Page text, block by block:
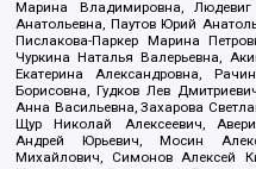
Марина Владимировна,
Анатольевна, Паутов Юрий
Пислакова-Паркер Марина
Чуркина Наталья Валерьевна,
Екатерина Александровна,
Борисовна, Гудков Лев
Анна Васильевна, Захарова
Щур Николай Алексеевич,
Андрей Юрьевич, Мосин
Михайлович, Симонов Алексей